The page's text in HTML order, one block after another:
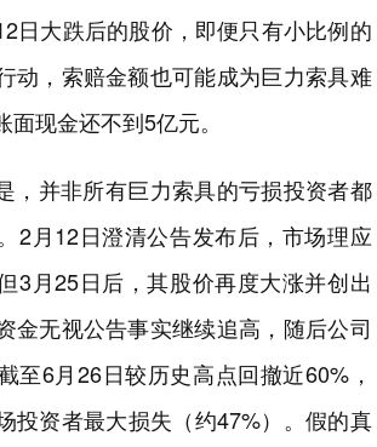
日大跌后的股价，即便只有小比例的
动，索赔金额也可能成为巨力索具难
现金还不到5亿元。
，并非所有巨力索具的亏损投资者都
2月12日澄清公告发布后，市场理应
3月25日后，其股价再度大涨并创出
金无视公告事实继续追高，随后公司
至6月26日较历史高点回撤近60%，
投资者最大损失（约47%）。假的真